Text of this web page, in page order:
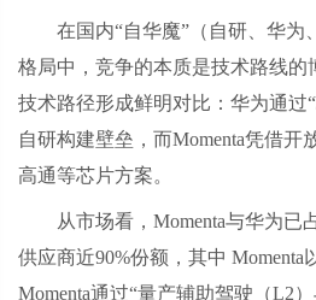
在国内“自华魔”（自研、华为
格局中，竞争的本质是技术路线的
技术路径形成鲜明对比：华为通过
自研构建壁垒，而Momenta凭借开
高通等芯片方案。
从市场看，Momenta与华为
供应商近90%份额，其中 Momenta
Momenta通过“量产辅助驾驶（L2